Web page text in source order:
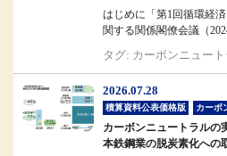
はじめに「第1回循環経
関する関係閣僚会議（
タグ: カーボンニュー
2026.07.28
積算資料公表価格版 カーボ
カーボンニュートラルの
本鉄鋼業の脱炭素化への